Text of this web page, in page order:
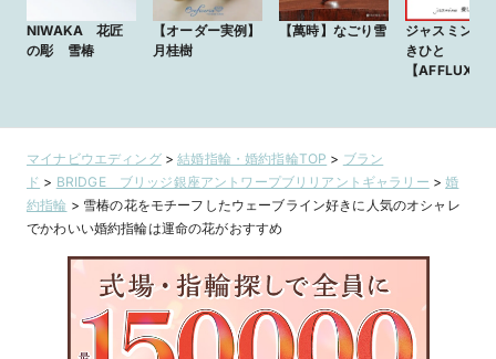
NIWAKA 花匠
の彫 雪椿
【オーダー実例】
月桂樹
【萬時】なごり雪
ジャスミン／
きひと
【AFFLUX】
マイナビウエディング>結婚指輪・婚約指輪TOP > ブラン
ド > BRIDGE ブリッジ銀座アントワープブリリアントギャラリー >婚
約指輪 > 雪椿の花をモチーフしたウェーブライン好きに人気のオシャレ
でかわいい婚約指輪は運命の花がおすすめ